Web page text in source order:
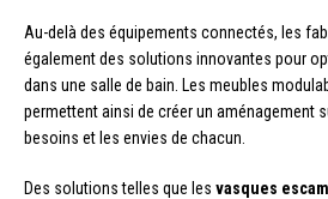
Au-delà des équipements connectés, les
également des solutions innovantes pour
dans une salle de bain. Les meubles
permettent ainsi de créer un aménagement
besoins et les envies de chacun.
Des solutions telles que les vasques